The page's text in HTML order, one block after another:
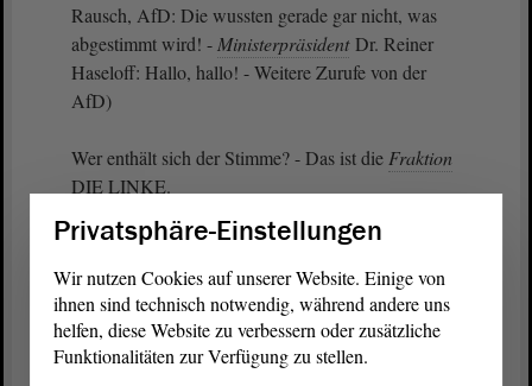
Rausch, AfD: Die wussten gerade gar nicht, was
abgestimmt wird! - Ministerpräsident Dr. Reiner
Haseloff: Hallo, hallo! - Weitere Zurufe von der
AfD)
Wer enthält sich der Stimme? - Das ist die Fraktion
DIE LINKE.
(Unruhe bei der AfD - Marco Tullner, CDU: Wie
lange dauert denn das?)
Das Ergebnis liegt vor: 43 Jastimmen, 21
Neinstimmen, 16 Enthaltungen. Damit ist
Privatsphäre-Einstellungen
Wir nutzen Cookies auf unserer Website. Einige von
ihnen sind technisch notwendig, während andere uns
helfen, diese Website zu verbessern oder zusätzliche
Funktionalitäten zur Verfügung zu stellen.